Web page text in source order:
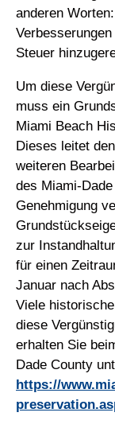
anderen
Steuer
Um diese
muss ein
Miami Beach
Dieses leitet
weiteren
des Miami-
Genehmigung
zur
für einen
Januar nach
Viele
diese
erhalten Sie
Dade County
https://